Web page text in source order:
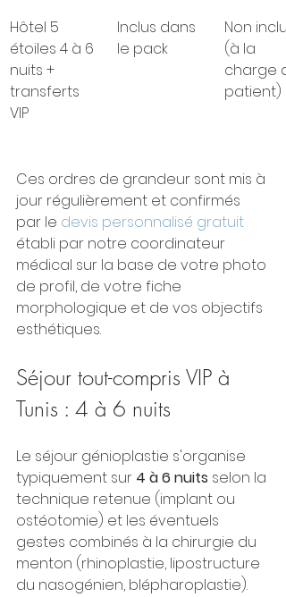
Hôtel 5
étoiles 4 à 6
nuits +
transferts
VIP
Inclus dans
le pack
Non
(à la
charge
patient)
Ces ordres de grandeur sont mis à
jour régulièrement et confirmés
par le devis personnalisé gratuit
établi par notre coordinateur
médical sur la base de votre photo
de profil, de votre fiche
morphologique et de vos objectifs
esthétiques.
Séjour tout-compris VIP à
Tunis : 4 à 6 nuits
Le séjour génioplastie s'organise
typiquement sur 4 à 6 nuits selon la
technique retenue (implant ou
ostéotomie) et les éventuels
gestes combinés à la chirurgie du
menton (rhinoplastie, lipostructure
du nasogénien, blépharoplastie).